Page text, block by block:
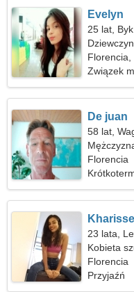
Evelyn
25 lat, Byk
Florencia,
Związek
De juan
58 lat,
Florencia
Kharisse
23 lata,
Kobieta
Florencia
Przyjaźń